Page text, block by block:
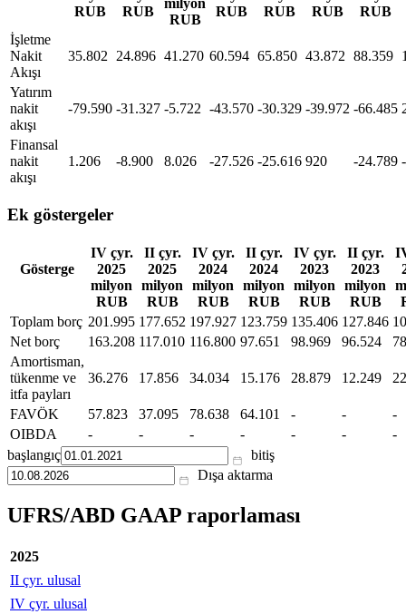
RUB
RUB
RUB
RUB
RUB
RUB
RUB
İşletme
Nakit
Akışı
35.802 24.896 41.270 60.594 65.850 43.872 88.359
Yatırım
nakit
akışı
-79.590 -31.327 -5.722 -43.570 -30.329 -39.972 -66.485
Finansal
nakit
akışı
1.206 -8.900 8.026 -27.526 -25.616 920 -24.789
Ek göstergeler
Gösterge
IV çyr.
2025
milyon
RUB
II çyr.
2025
milyon
RUB
IV çyr.
2024
milyon
RUB
II çyr.
2024
milyon
RUB
IV çyr.
2023
milyon
RUB
II çyr.
2023
milyon
RUB
Toplam borç 201.995 177.652 197.927 123.759 135.406 127.846
Net borç
163.208 117.010 116.800 97.651 98.969 96.524
Amortisman,
tükenme ve
itfa payları
36.276 17.856 34.034 15.176 28.879 12.249
FAVÖK 57.823 37.095 78.638 64.101 - -
-
OIBDA
- - - - - -
-
başlangıç
bitiş
Dışa aktarma
UFRS/ABD GAAP raporlaması
2025
II çyr. ulusal
IV çyr. ulusal